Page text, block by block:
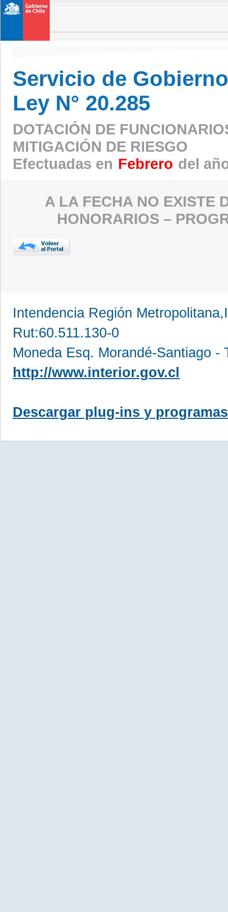
Servicio de
Ley N° 20.285
DOTACIÓN DE
MITIGACIÓN DE RIESGO
Efectuadas en Febrero del
A LA FECHA NO EXISTE
HONORARIOS –
Intendencia Región
Rut:60.511.130-0
Moneda Esq. Morandé-Santiago -
http://www.interior.gov.cl
Descargar plug-ins y